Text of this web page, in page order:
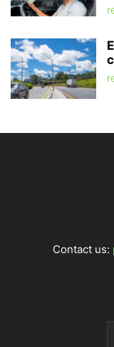
Contact us: